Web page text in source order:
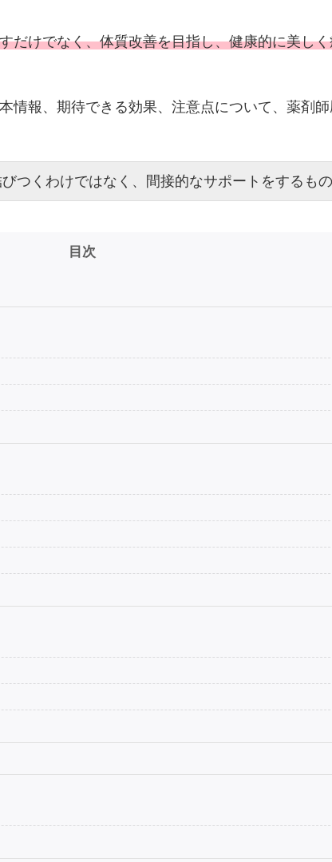
だけでなく、体質改善を目指し、健康的に美し
情報、期待できる効果、注意点について、薬剤
つくわけではなく、間接的なサポートをするもの
目次